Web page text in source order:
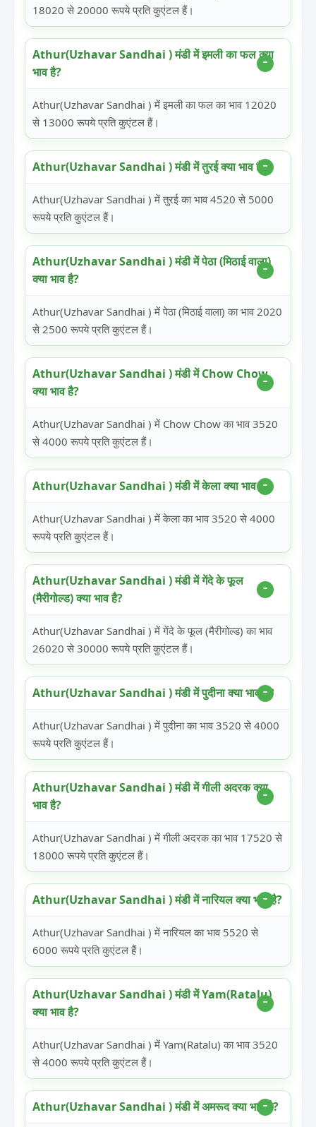
18020 से 20000 रूपये प्रति कुएंटल हैं।
Athur(Uzhavar Sandhai ) मंडी में इमली का फल क्या
भाव है?
Athur(Uzhavar Sandhai ) में इमली का फल का भाव 12020
से 13000 रूपये प्रति कुएंटल हैं।
Athur(Uzhavar Sandhai ) मंडी में तुरई क्या भाव है?
Athur(Uzhavar Sandhai ) में तुरई का भाव 4520 से 5000
रूपये प्रति कुएंटल हैं।
Athur(Uzhavar Sandhai ) मंडी में पेठा (मिठाई वाला)
क्या भाव है?
Athur(Uzhavar Sandhai ) में पेठा (मिठाई वाला) का भाव 2020
से 2500 रूपये प्रति कुएंटल हैं।
Athur(Uzhavar Sandhai ) मंडी में Chow Chow
क्या भाव है?
Athur(Uzhavar Sandhai ) में Chow Chow का भाव 3520
से 4000 रूपये प्रति कुएंटल हैं।
Athur(Uzhavar Sandhai ) मंडी में केला क्या भाव है?
Athur(Uzhavar Sandhai ) में केला का भाव 3520 से 4000
रूपये प्रति कुएंटल हैं।
Athur(Uzhavar Sandhai ) मंडी में गेंदे के फूल
(मैरीगोल्ड) क्या भाव है?
Athur(Uzhavar Sandhai ) में गेंदे के फूल (मैरीगोल्ड) का भाव
26020 से 30000 रूपये प्रति कुएंटल हैं।
Athur(Uzhavar Sandhai ) मंडी में पुदीना क्या भाव है?
Athur(Uzhavar Sandhai ) में पुदीना का भाव 3520 से 4000
रूपये प्रति कुएंटल हैं।
Athur(Uzhavar Sandhai ) मंडी में गीली अदरक क्या
भाव है?
Athur(Uzhavar Sandhai ) में गीली अदरक का भाव 17520 से
18000 रूपये प्रति कुएंटल हैं।
Athur(Uzhavar Sandhai ) मंडी में नारियल क्या भाव है?
Athur(Uzhavar Sandhai ) में नारियल का भाव 5520 से
6000 रूपये प्रति कुएंटल हैं।
Athur(Uzhavar Sandhai ) मंडी में Yam(Ratalu)
क्या भाव है?
Athur(Uzhavar Sandhai ) में Yam(Ratalu) का भाव 3520
से 4000 रूपये प्रति कुएंटल हैं।
Athur(Uzhavar Sandhai ) मंडी में अमरूद क्या भाव है?